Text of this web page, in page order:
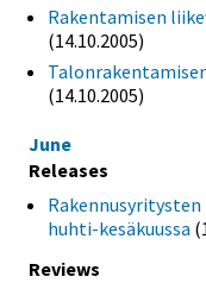
Rakentamisen
(14.10.2005)
(14.10.2005)
June
Releases
huhti-kesäkuussa
Reviews